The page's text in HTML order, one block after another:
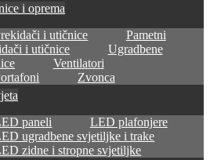
i oprema
i utičnice
Pametni
i utičnice
Ugradbene
Ventilatori
Zvonca
paneli
LED plafonjere
ugradbene svjetiljke i trake
zidne i stropne svjetiljke